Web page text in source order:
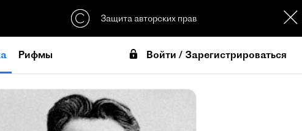
Защита авторских прав
Рифмы Войти / Зарегистрироваться